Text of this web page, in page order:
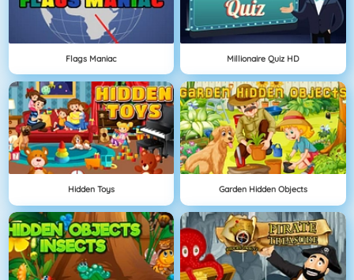
Flags Maniac Millionaire Quiz HD
Hidden Toys Garden Hidden Objects